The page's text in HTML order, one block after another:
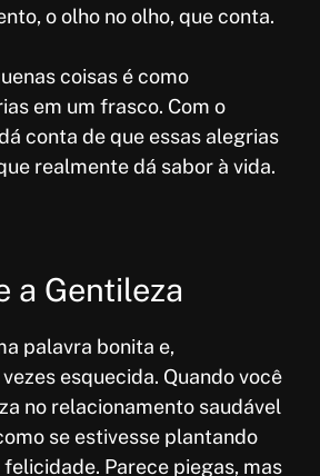
o olho no olho, que conta.
coisas é como
em um frasco. Com o
conta de que essas alegrias
realmente dá sabor à vida.
a Gentileza
palavra bonita e,
esquecida. Quando você
no relacionamento saudável
se estivesse plantando
Parece piegas, mas